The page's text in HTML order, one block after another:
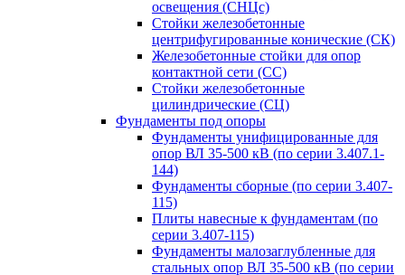
освещения (СНЦс)
Стойки железобетонные
центрифугированные конические (СК)
Железобетонные стойки для опор
контактной сети (СС)
Стойки железобетонные
цилиндрические (СЦ)
Фундаменты под опоры
Фундаменты унифицированные для
опор ВЛ 35-500 кВ (по серии 3.407.1-
144)
Фундаменты сборные (по серии 3.407-
115)
Плиты навесные к фундаментам (по
серии 3.407-115)
Фундаменты малозаглубленные для
стальных опор ВЛ 35-500 кВ (по серии